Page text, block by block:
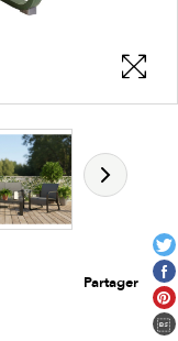
Partager